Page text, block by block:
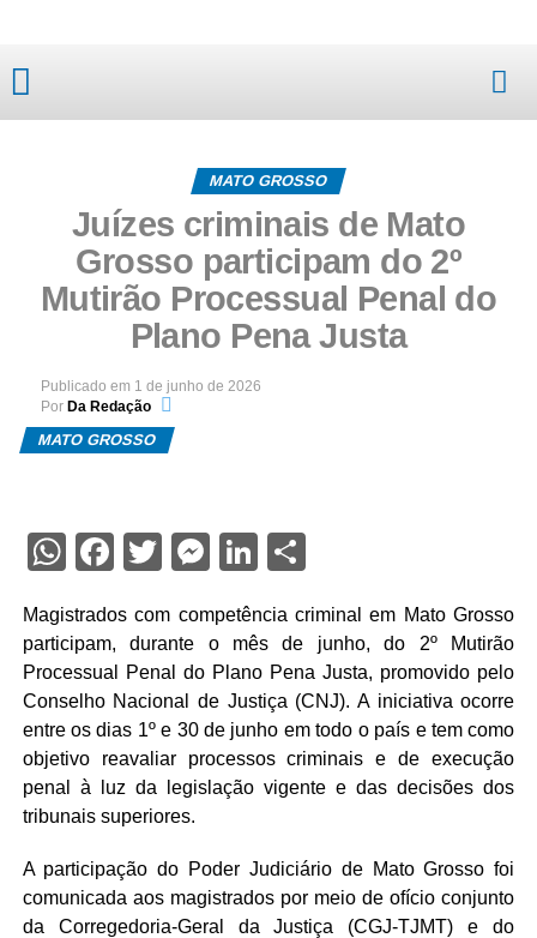
MATO GROSSO
Juízes criminais de Mato
Grosso participam do 2º
Mutirão Processual Penal do
Plano Pena Justa
Publicado em 1 de junho de 2026
Por Da Redação
MATO GROSSO
WhatsApp
Facebook
Twitter
Messenger
LinkedIn
Share
Magistrados com competência criminal em Mato Grosso
participam, durante o mês de junho, do 2º Mutirão
Processual Penal do Plano Pena Justa, promovido pelo
Conselho Nacional de Justiça (CNJ). A iniciativa ocorre
entre os dias 1º e 30 de junho em todo o país e tem como
objetivo reavaliar processos criminais e de execução
penal à luz da legislação vigente e das decisões dos
tribunais superiores.
A participação do Poder Judiciário de Mato Grosso foi
comunicada aos magistrados por meio de ofício conjunto
da Corregedoria-Geral da Justiça (CGJ-TJMT) e do